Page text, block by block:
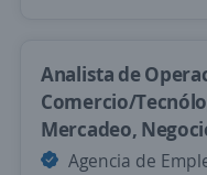
Analista de
Comercio/
Mercadeo,
Agencia de